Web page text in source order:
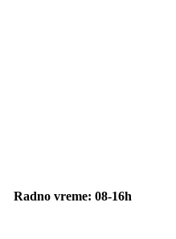
Radno vreme: 08-16h